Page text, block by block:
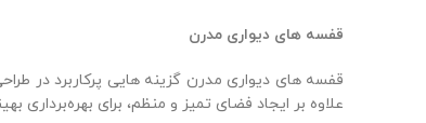
قفسه‌ های دیواری مدرن
قفسه‌ های دیواری مدرن گزینه‌ هایی پرکاربرد در
علاوه بر ایجاد فضای تمیز و منظم، برای بهره‌برداری